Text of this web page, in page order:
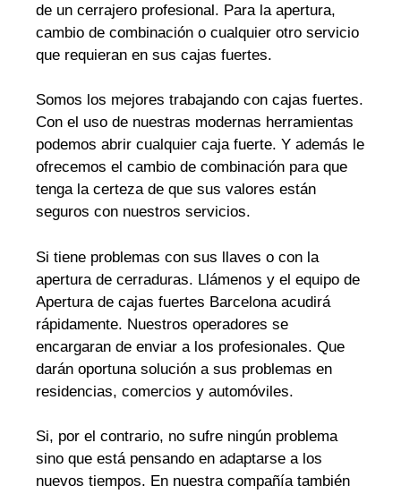
de un cerrajero profesional. Para la apertura,
cambio de combinación o cualquier otro servicio
que requieran en sus cajas fuertes.
Somos los mejores trabajando con cajas fuertes.
Con el uso de nuestras modernas herramientas
podemos abrir cualquier caja fuerte. Y además le
ofrecemos el cambio de combinación para que
tenga la certeza de que sus valores están
seguros con nuestros servicios.
Si tiene problemas con sus llaves o con la
apertura de cerraduras. Llámenos y el equipo de
Apertura de cajas fuertes Barcelona acudirá
rápidamente. Nuestros operadores se
encargaran de enviar a los profesionales. Que
darán oportuna solución a sus problemas en
residencias, comercios y automóviles.
Si, por el contrario, no sufre ningún problema
sino que está pensando en adaptarse a los
nuevos tiempos. En nuestra compañía también